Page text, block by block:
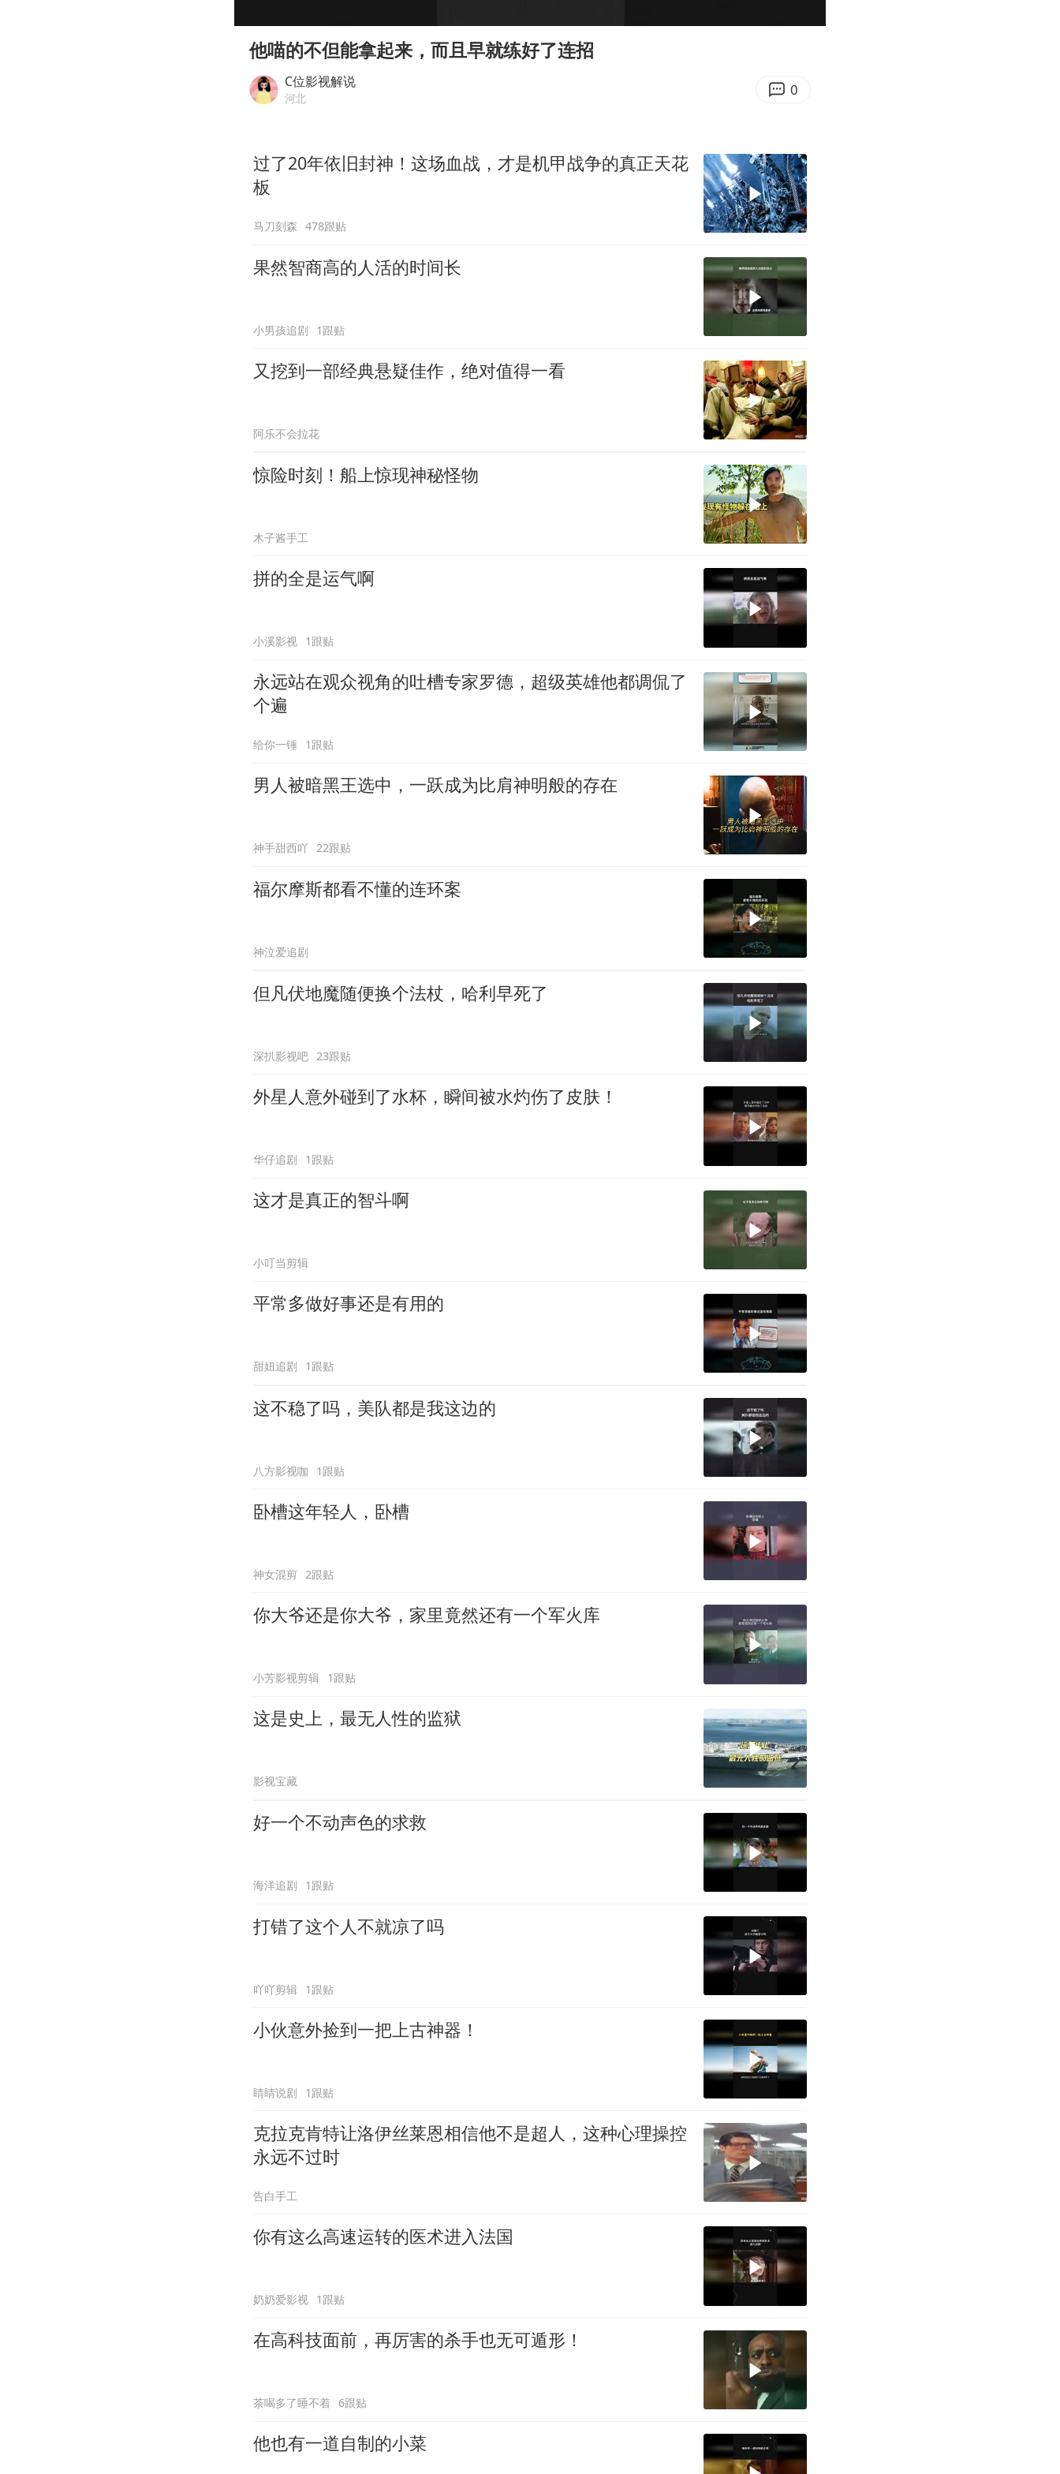
台风灿鸿未来对中国无影响
美媒称美国想用战术核武器对抗中俄
如何把百年大党建设得更加坚强有力？
他喵的不但能拿起来，而且早就练好了连招
C位影视解说
河北 0
过了20年依旧封神！这场血战，才是机甲战争的真正天花
板
马刀刻森 478跟贴
果然智商高的人活的时间长
小男孩追剧 1跟贴
又挖到一部经典悬疑佳作，绝对值得一看
阿乐不会拉花
惊险时刻！船上惊现神秘怪物
木子酱手工
拼的全是运气啊
小溪影视 1跟贴
永远站在观众视角的吐槽专家罗德，超级英雄他都调侃了
个遍
给你一锤 1跟贴
男人被暗黑王选中，一跃成为比肩神明般的存在
神手甜西吖 22跟贴
福尔摩斯都看不懂的连环案
神泣爱追剧
但凡伏地魔随便换个法杖，哈利早死了
深扒影视吧 23跟贴
外星人意外碰到了水杯，瞬间被水灼伤了皮肤！
华仔追剧 1跟贴
这才是真正的智斗啊
小叮当剪辑
平常多做好事还是有用的
甜妞追剧 1跟贴
这不稳了吗，美队都是我这边的
八方影视咖 1跟贴
卧槽这年轻人，卧槽
神女混剪 2跟贴
你大爷还是你大爷，家里竟然还有一个军火库
小芳影视剪辑 1跟贴
这是史上，最无人性的监狱
影视宝藏
好一个不动声色的求救
海洋追剧 1跟贴
打错了这个人不就凉了吗
吖吖剪辑 1跟贴
小伙意外捡到一把上古神器！
睛睛说剧 1跟贴
克拉克肯特让洛伊丝莱恩相信他不是超人，这种心理操控
永远不过时
告白手工
你有这么高速运转的医术进入法国
奶奶爱影视 1跟贴
在高科技面前，再厉害的杀手也无可遁形！
茶喝多了睡不着 6跟贴
他也有一道自制的小菜